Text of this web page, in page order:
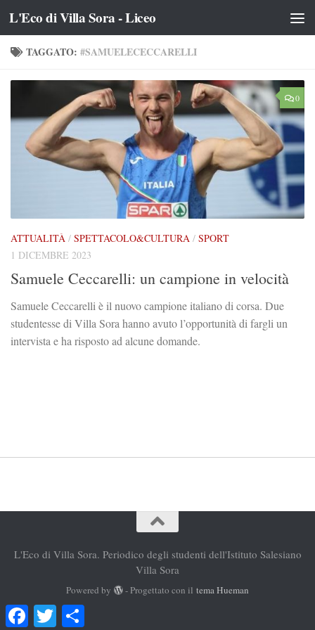
Salta al contenuto
L'Eco di Villa Sora - Liceo
TAGGATO: #SAMUELECECCARELLI
0
ATTUALITÀ / SPETTACOLO&CULTURA / SPORT
1 DICEMBRE 2023
Samuele Ceccarelli: un campione in velocità
Samuele Ceccarelli è il nuovo campione italiano di corsa. Due
studentesse di Villa Sora hanno avuto l’opportunità di fargli un
intervista e ha risposto ad alcune domande.
L'Eco di Villa Sora. Periodico degli studenti dell'Istituto Salesiano
Villa Sora
Powered by - Progettato con iltema Hueman
FacebookTwitter